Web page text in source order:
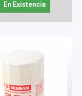
En Existencia